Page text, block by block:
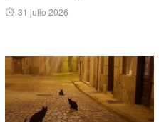
Posted
31 julio 2026